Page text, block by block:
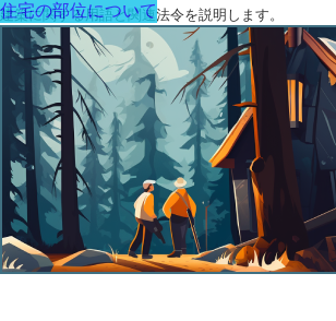
建築に関する用語と関連法令を説明します。
住宅の部位について